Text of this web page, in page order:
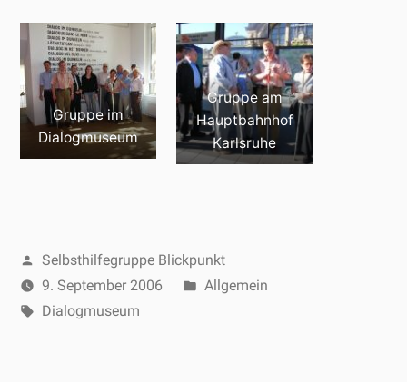
Gruppe im
Dialogmuseum
Gruppe am
Hauptbahnhof
Karlsruhe
Veröffentlicht
von
Selbsthilfegruppe Blickpunkt
9. September 2006
Veröffentlicht
Allgemein
Schlagwörter:
Dialogmuseum